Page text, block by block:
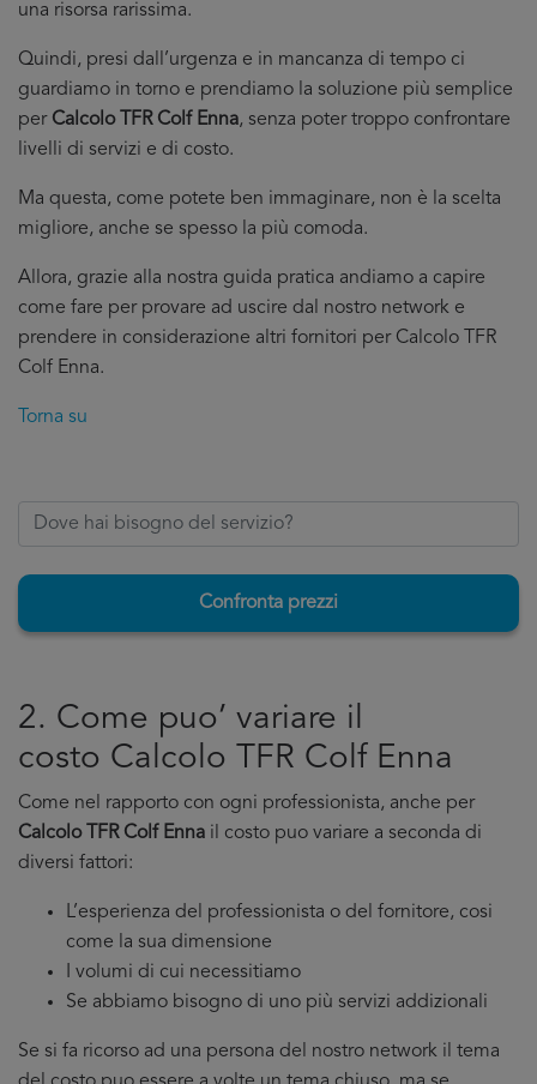
una risorsa rarissima.
Quindi, presi dall’urgenza e in mancanza di tempo ci
guardiamo in torno e prendiamo la soluzione più semplice
per Calcolo TFR Colf Enna, senza poter troppo confrontare
livelli di servizi e di costo.
Ma questa, come potete ben immaginare, non è la scelta
migliore, anche se spesso la più comoda.
Allora, grazie alla nostra guida pratica andiamo a capire
come fare per provare ad uscire dal nostro network e
prendere in considerazione altri fornitori per Calcolo TFR
Colf Enna.
Torna su
Confronta prezzi
2. Come puo’ variare il
costo Calcolo TFR Colf Enna
Come nel rapporto con ogni professionista, anche per
Calcolo TFR Colf Enna il costo puo variare a seconda di
diversi fattori:
L’esperienza del professionista o del fornitore, cosi
come la sua dimensione
I volumi di cui necessitiamo
Se abbiamo bisogno di uno più servizi addizionali
Se si fa ricorso ad una persona del nostro network il tema